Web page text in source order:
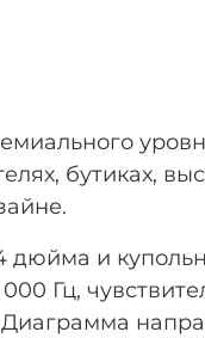
бутиках,
и
Гц,